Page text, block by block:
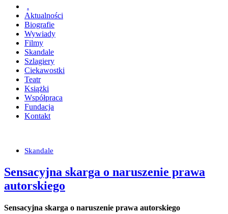
.
Aktualności
Biografie
Wywiady
Filmy
Skandale
Szlagiery
Ciekawostki
Teatr
Książki
Współpraca
Fundacja
Kontakt
Skandale
Sensacyjna skarga o naruszenie prawa
autorskiego
Sensacyjna skarga o naruszenie prawa autorskiego